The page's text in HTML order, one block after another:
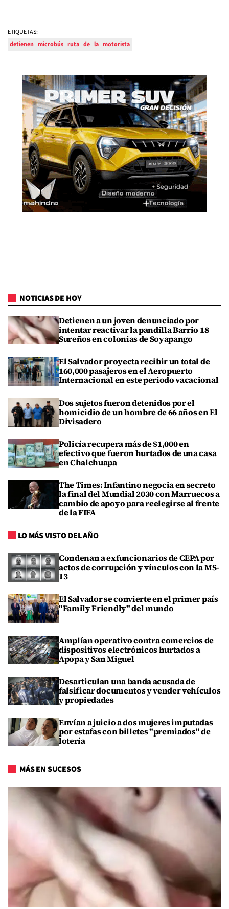
ETIQUETAS:
detienen microbús ruta de la motorista
NOTICIAS DE HOY
Detienen a un joven denunciado por
intentar reactivar la pandilla Barrio 18
Sureños en colonias de Soyapango
El Salvador proyecta recibir un total de
160,000 pasajeros en el Aeropuerto
Internacional en este periodo vacacional
Dos sujetos fueron detenidos por el
homicidio de un hombre de 66 años en El
Divisadero
Policía recupera más de $1,000 en
efectivo que fueron hurtados de una casa
en Chalchuapa
The Times: Infantino negocia en secreto
la final del Mundial 2030 con Marruecos a
cambio de apoyo para reelegirse al frente
de la FIFA
LO MÁS VISTO DEL AÑO
Condenan a exfuncionarios de CEPA por
actos de corrupción y vínculos con la MS-
13
El Salvador se convierte en el primer país
"Family Friendly" del mundo
Amplían operativo contra comercios de
dispositivos electrónicos hurtados a
Apopa y San Miguel
Desarticulan una banda acusada de
falsificar documentos y vender vehículos
y propiedades
Envían a juicio a dos mujeres imputadas
por estafas con billetes "premiados" de
lotería
MÁS EN SUCESOS